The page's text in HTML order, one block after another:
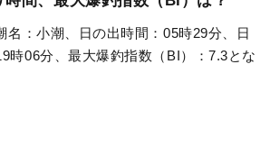
名：小潮、日の出時間：05時29分、日
時06分、最大爆釣指数（BI）：7.3とな